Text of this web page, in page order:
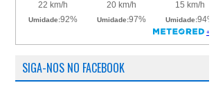
SIGA-NOS NO FACEBOOK